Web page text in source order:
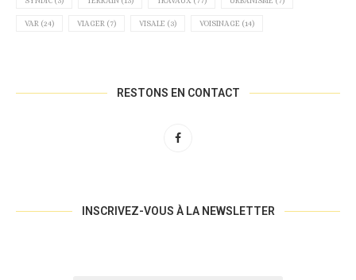
VAR (24) VIAGER (7) VISALE (3) VOISINAGE (14)
RESTONS EN CONTACT
INSCRIVEZ-VOUS À LA NEWSLETTER